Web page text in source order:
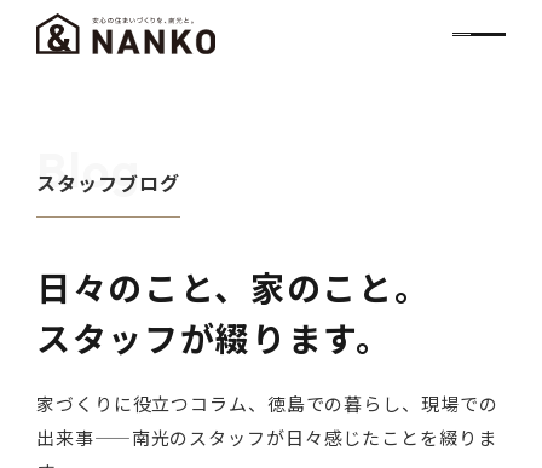
Blog
スタッフブログ
日々のこと、家のこと。
スタッフが綴ります。
家づくりに役立つコラム、徳島での暮らし、現場での
出来事——南光のスタッフが日々感じたことを綴りま